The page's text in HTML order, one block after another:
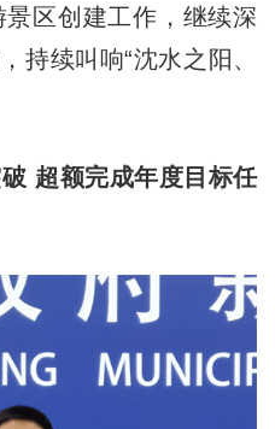
区创建工作，继续深
持续叫响“沈水之阳、
超额完成年度目标任